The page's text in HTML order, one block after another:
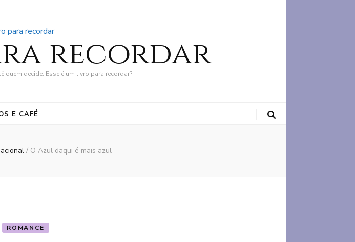
recordar
quem decide: Esse é um livro para recordar?
E CAFÉ
/ O Azul daqui é mais azul
ROMANCE